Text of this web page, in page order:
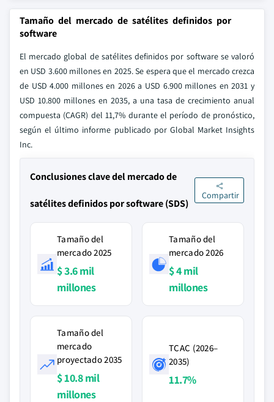
Tamaño del mercado de satélites definidos por
software
El mercado global de satélites definidos por software se valoró
en USD 3.600 millones en 2025. Se espera que el mercado crezca
de USD 4.000 millones en 2026 a USD 6.900 millones en 2031 y
USD 10.800 millones en 2035, a una tasa de crecimiento anual
compuesta (CAGR) del 11,7% durante el período de pronóstico,
según el último informe publicado por Global Market Insights
Inc.
Conclusiones clave del mercado de
satélites definidos por software (SDS)
Compartir
Tamaño del
mercado 2025
$ 3.6 mil
millones
Tamaño del
mercado 2026
$ 4 mil
millones
Tamaño del
mercado
proyectado 2035
$ 10.8 mil
millones
TCAC (2026–
2035)
11.7%